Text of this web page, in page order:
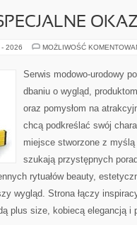
2026 MOŻLIWOŚĆ
Serwis modowo-urodowy
dbaniu o wygląd,
oraz pomysłom na
chcą podkreślać swój
miejsce stworzone z
szukają przystępnych
rytuałów beauty,
wygląd. Strona łączy
plus size, kobiecą elegancją